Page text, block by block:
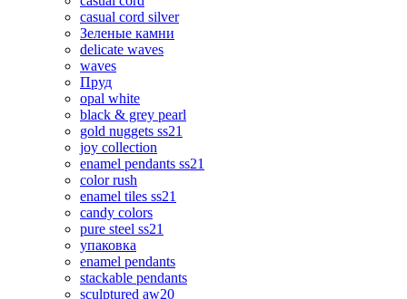
casual cord silver
Зеленые камни
delicate waves
waves
Пруд
opal white
black & grey pearl
gold nuggets ss21
joy collection
enamel pendants ss21
color rush
enamel tiles ss21
candy colors
pure steel ss21
упаковка
enamel pendants
stackable pendants
sculptured aw20